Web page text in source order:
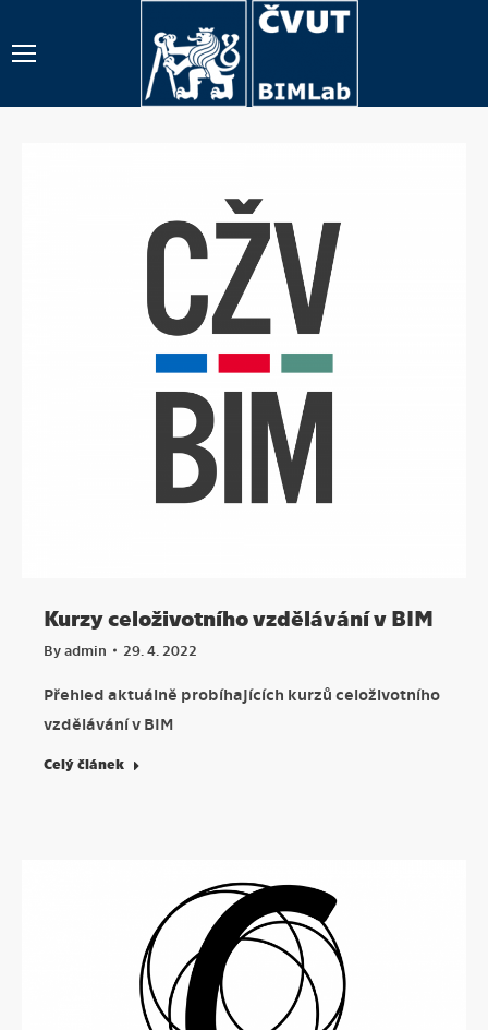
Kurzy celoživotního vzdělávání v BIM
Byadmin 29. 4. 2022
Přehled aktuálně probíhajících kurzů celoživotního
vzdělávání v BIM
Celý článek